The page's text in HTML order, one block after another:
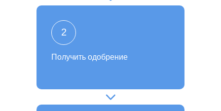
Получить одобрение
2